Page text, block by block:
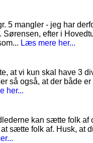
5 mangler - jeg har
efter i
Læs mere her...
at vi kun skal have 3
så også, at der både
her...
kan sætte folk af
sætte folk af. Husk, at